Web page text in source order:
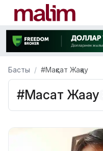
Басты #Мақсат Жақау
#Мақсат Жақау